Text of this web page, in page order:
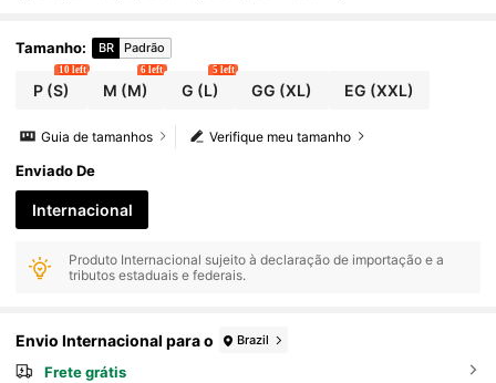
Tamanho: BR Padrão
P (S)
10 left
M (M)
6 left
G (L)
5 left
GG (XL) EG (XXL)
Verifique meu tamanho
Guia de tamanhos
Enviado De
Internacional
Produto Internacional sujeito à declaração de importação e a
tributos estaduais e federais.
Envio Internacional para o Brazil
Frete grátis